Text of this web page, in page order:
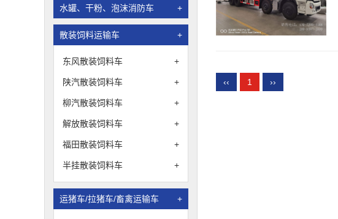
水罐、干粉、泡沫消防车 +
散装饲料运输车 +
东风散装饲料车 +
陕汽散装饲料车 +
柳汽散装饲料车 +
解放散装饲料车 +
福田散装饲料车 +
半挂散装饲料车 +
运猪车/拉猪车/畜禽运输车 +
‹‹ 1 ››